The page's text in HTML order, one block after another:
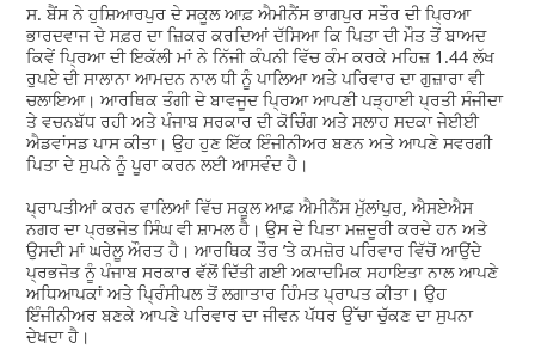
ਸ. ਬੈਂਸ ਨੇ ਹੁਸ਼ਿਆਰਪੁਰ ਦੇ ਸਕੂਲ ਆਫ਼ ਐਮੀਨੈਂਸ ਭਾਗਪੁਰ ਸਤੌਰ ਦੀ ਪ੍ਰਿਆ
ਭਾਰਦਵਾਜ ਦੇ ਸਫ਼ਰ ਦਾ ਜ਼ਿਕਰ ਕਰਦਿਆਂ ਦੱਸਿਆ ਕਿ ਪਿਤਾ ਦੀ ਮੌਤ ਤੋਂ ਬਾਅਦ
ਕਿਵੇਂ ਪ੍ਰਿਆ ਦੀ ਇਕੱਲੀ ਮਾਂ ਨੇ ਨਿੱਜੀ ਕੰਪਨੀ ਵਿੱਚ ਕੰਮ ਕਰਕੇ ਮਹਿਜ਼ 1.44 ਲੱਖ
ਰੁਪਏ ਦੀ ਸਾਲਾਨਾ ਆਮਦਨ ਨਾਲ ਧੀ ਨੂੰ ਪਾਲਿਆ ਅਤੇ ਪਰਿਵਾਰ ਦਾ ਗੁਜ਼ਾਰਾ ਵੀ
ਚਲਾਇਆ। ਆਰਥਿਕ ਤੰਗੀ ਦੇ ਬਾਵਜੂਦ ਪ੍ਰਿਆ ਆਪਣੀ ਪੜ੍ਹਾਈ ਪ੍ਰਤੀ ਸੰਜੀਦਾ
ਤੇ ਵਚਨਬੱਧ ਰਹੀ ਅਤੇ ਪੰਜਾਬ ਸਰਕਾਰ ਦੀ ਕੋਚਿੰਗ ਅਤੇ ਸਲਾਹ ਸਦਕਾ ਜੇਈਈ
ਐਡਵਾਂਸਡ ਪਾਸ ਕੀਤਾ। ਉਹ ਹੁਣ ਇੱਕ ਇੰਜੀਨੀਅਰ ਬਣਨ ਅਤੇ ਆਪਣੇ ਸਵਰਗੀ
ਪਿਤਾ ਦੇ ਸੁਪਨੇ ਨੂੰ ਪੂਰਾ ਕਰਨ ਲਈ ਆਸਵੰਦ ਹੈ।
ਪ੍ਰਾਪਤੀਆਂ ਕਰਨ ਵਾਲਿਆਂ ਵਿੱਚ ਸਕੂਲ ਆਫ਼ ਐਮੀਨੈਂਸ ਮੁੱਲਾਂਪੁਰ, ਐਸਏਐਸ
ਨਗਰ ਦਾ ਪ੍ਰਭਜੋਤ ਸਿੰਘ ਵੀ ਸ਼ਾਮਲ ਹੈ। ਉਸ ਦੇ ਪਿਤਾ ਮਜ਼ਦੂਰੀ ਕਰਦੇ ਹਨ ਅਤੇ
ਉਸਦੀ ਮਾਂ ਘਰੇਲੂ ਔਰਤ ਹੈ। ਆਰਥਿਕ ਤੌਰ ’ਤੇ ਕਮਜ਼ੋਰ ਪਰਿਵਾਰ ਵਿੱਚੋਂ ਆਉਂਦੇ
ਪ੍ਰਭਜੋਤ ਨੂੰ ਪੰਜਾਬ ਸਰਕਾਰ ਵੱਲੋਂ ਦਿੱਤੀ ਗਈ ਅਕਾਦਮਿਕ ਸਹਾਇਤਾ ਨਾਲ ਆਪਣੇ
ਅਧਿਆਪਕਾਂ ਅਤੇ ਪ੍ਰਿੰਸੀਪਲ ਤੋਂ ਲਗਾਤਾਰ ਹਿੰਮਤ ਪ੍ਰਾਪਤ ਕੀਤਾ। ਉਹ
ਇੰਜੀਨੀਅਰ ਬਣਕੇ ਆਪਣੇ ਪਰਿਵਾਰ ਦਾ ਜੀਵਨ ਪੱਧਰ ਉੱਚਾ ਚੁੱਕਣ ਦਾ ਸੁਪਨਾ
ਦੇਖਦਾ ਹੈ।